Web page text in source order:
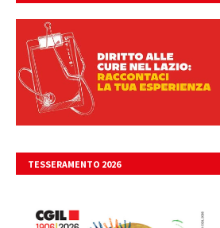
TESSERAMENTO 2026